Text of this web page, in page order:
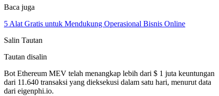
Baca juga
5 Alat Gratis untuk Mendukung Operasional Bisnis Online
Salin Tautan
Tautan disalin
Bot Ethereum MEV telah menangkap lebih dari $ 1 juta keuntungan
dari 11.640 transaksi yang dieksekusi dalam satu hari, menurut data
dari eigenphi.io.